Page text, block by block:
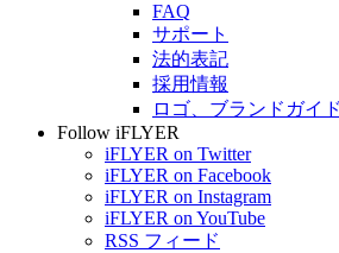
FAQ
サポート
法的表記
採用情報
ロゴ、ブランドガイ
Follow iFLYER
iFLYER on Twitter
iFLYER on Facebook
iFLYER on Instagram
iFLYER on YouTube
RSS フィード